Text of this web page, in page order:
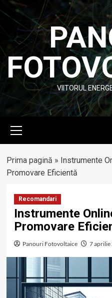
Skip
to
content
VIITORUL
Menu
Prima pagină » Instrumente
Promovare Eficientă
Recomandari
Instrumente
Promovare
Panouri Fotovoltaice 7 aprilie